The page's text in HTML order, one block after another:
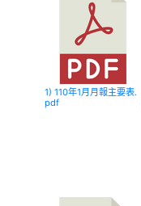
1) 110年1月月報主要表.
pdf